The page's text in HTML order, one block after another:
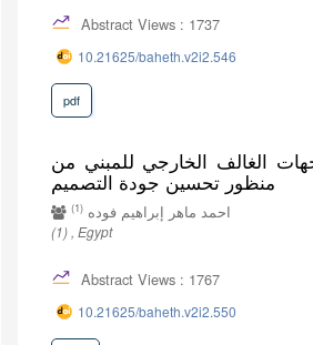
Abstract Views : 1737
10.21625/baheth.v2i2.546
pdf
الغالف الخارجي للمبني من
منظور تحسين جودة التصميم
احمد ماهر إبراهيم فوده (1)
(1) , Egypt
Abstract Views : 1767
10.21625/baheth.v2i2.550